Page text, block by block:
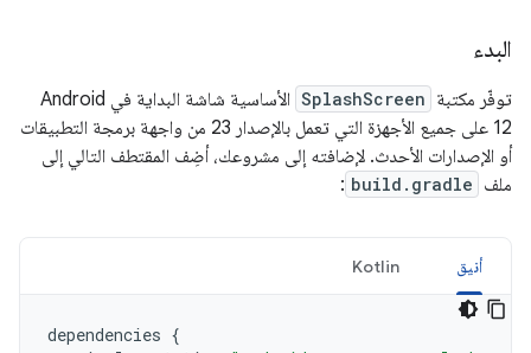
البدء
توفّر مكتبة SplashScreen
الأساسية شاشة البداية في Android
12 على جميع الأجهزة التي تعمل بالإصدار 23 من واجهة برمجة التطبيقات
أو الإصدارات الأحدث. لإضافته إلى مشروعك، أضِف المقتطف التالي إلى
ملف build.gradle
:
أنيق Kotlin
dependencies {